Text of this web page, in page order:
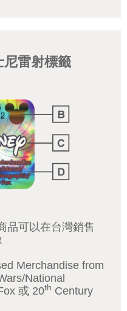
尼雷射標籤
品可以在台灣銷售
Merchandise from
National
或 20th Century